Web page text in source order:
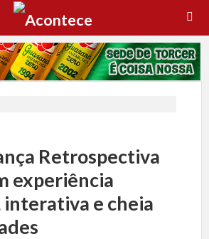
Retrospectiva
experiência
interativa e cheia